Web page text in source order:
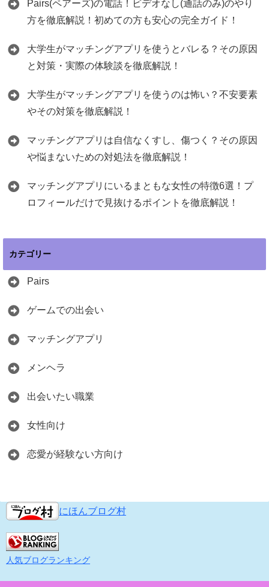
Pairs(ペアーズ)の電話！ビデオなし(通話のみ)のやり
方を徹底解説！初めての方も安心の完全ガイド！
大学生がマッチングアプリを使うとバレる？その原因
と対策・実際の体験談を徹底解説！
大学生がマッチングアプリを使うのは怖い？不安要素
やその対策を徹底解説！
マッチングアプリは自信なくすし、傷つく？その原因
や悩まないための対処法を徹底解説！
マッチングアプリにいるまともな女性の特徴6選！プ
ロフィールだけで見抜けるポイントを徹底解説！
カテゴリー
Pairs
ゲームでの出会い
マッチングアプリ
メンヘラ
出会いたい職業
女性向け
恋愛が経験ない方向け
にほんブログ村
人気ブログランキング